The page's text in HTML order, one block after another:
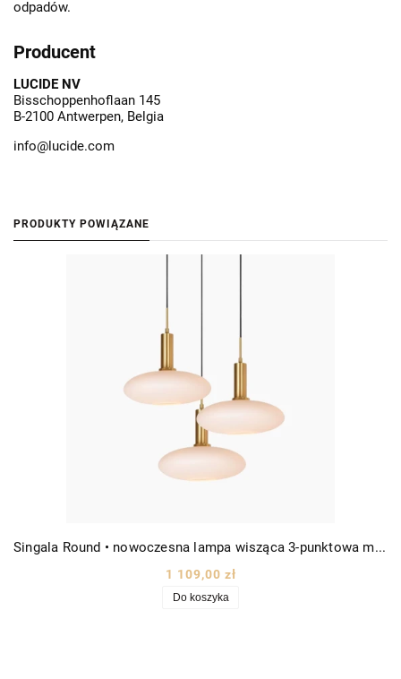
odpadów.
Producent
LUCIDE NV
Bisschoppenhoflaan 145
B-2100 Antwerpen, Belgia
info@lucide.com
PRODUKTY POWIĄZANE
Singala Round • nowoczesna lampa wisząca 3-punktowa mleczne szkło Ø55 złoto-biała
1 109,00 zł
Do koszyka